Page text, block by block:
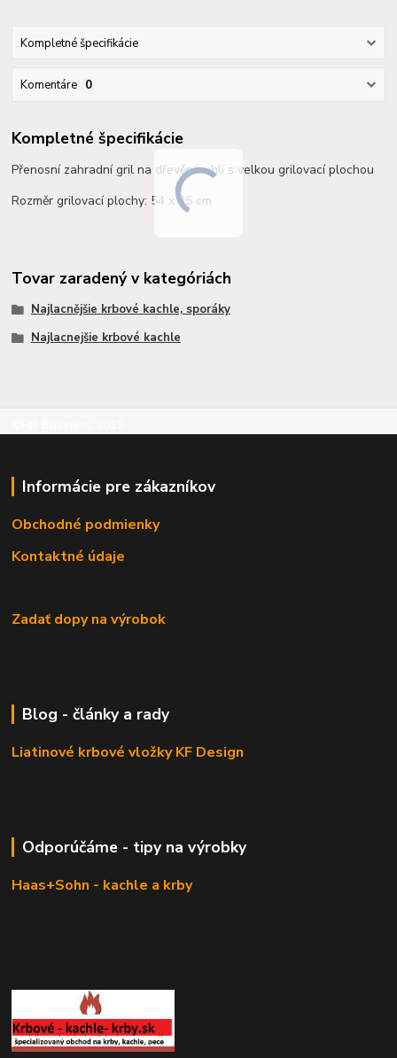
Kompletné špecifikácie
Komentáre 0
Kompletné špecifikácie
Přenosní zahradní gril na dřevěné uhlí s velkou grilovací plochou
Rozměr grilovací plochy: 54 x 35 cm
Tovar zaradený v kategóriách
Najlacnějšie krbové kachle, sporáky
Najlacnejšie krbové kachle
Informácie pre zákazníkov
Obchodné podmienky
Kontaktné údaje
Zadať dopy na výrobok
Blog - články a rady
Liatinové krbové vložky KF Design
Odporúčáme - tipy na výrobky
Haas+Sohn - kachle a krby